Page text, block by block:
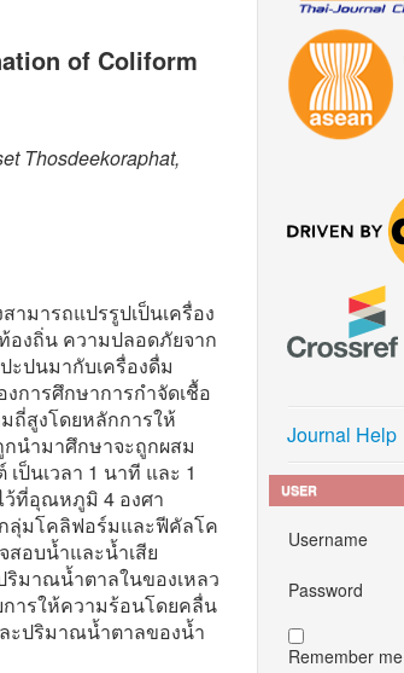
of Coliform
Thosdeekoraphat,
ามารถแปรรูปเป็นเครื่อง
องถิ่น ความปลอดภัยจาก
ะปนมากับเครื่องดื่ม
การศึกษาการกำจัดเชื้อ
ถี่สูงโดยหลักการให้
นำมาศึกษาจะถูกผสม
ป็นเวลา 1 นาที และ 1
ว้ที่อุณหภูมิ 4 องศา
ลุ่มโคลิฟอร์มและฟีคัลโค
อบน้ำและน้ำเสีย
มาณน้ำตาลในของเหลว
การให้ความร้อนโดยคลื่น
ะปริมาณน้ำตาลของน้ำ
Journal Help
USER
Username
Password
Remember me